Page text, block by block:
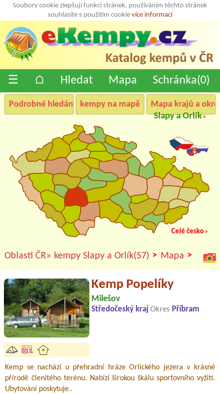
Soubory cookie zlepšují funkci stránek, používáním těchto stránek
souhlasíte s použitím cookie více informací
☰ ⌂ Hledat Mapa Schránka(0)
Podrobné hledání kempy na mapě
Mapa krajů a
Slapy a Orlík»
Celé česko»
Oblasti ČR» kempy Slapy a Orlík(57) > Mapa >
Kemp Popelíky
Milešov
Středočeský kraj Okres Příbram
Kemp se nachází u přehradní hráze Orlického jezera v krásné
přírodě členitého terénu. Nabízí širokou škálu sportovního vyžití.
Ubytování poskytuje..